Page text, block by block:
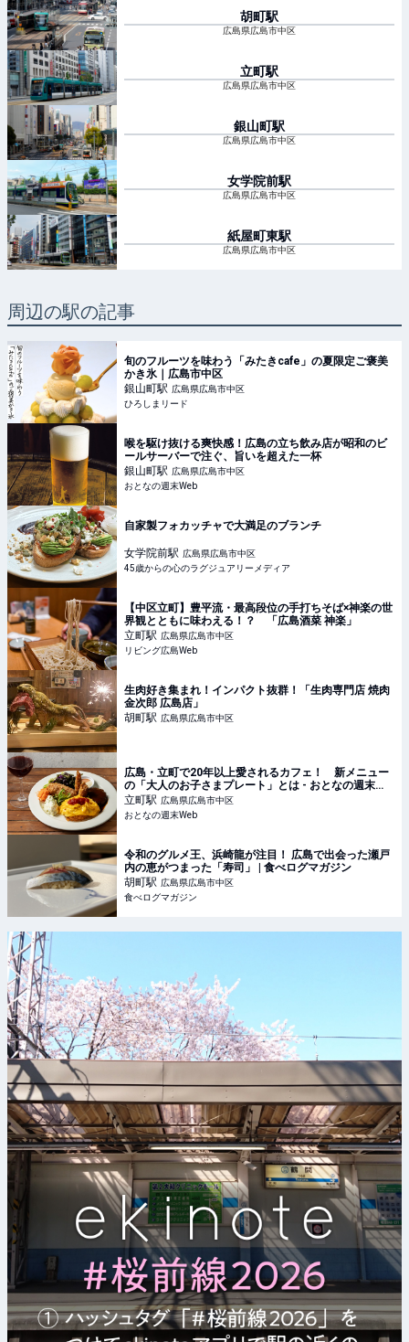
胡町駅
広島県広島市中区
立町駅
広島県広島市中区
銀山町駅
広島県広島市中区
女学院前駅
広島県広島市中区
紙屋町東駅
広島県広島市中区
周辺の駅の記事
旬のフルーツを味わう「みたきcafe」の夏限定ご褒美
かき氷｜広島市中区
銀山町駅 広島県広島市中区
ひろしまリード
喉を駆け抜ける爽快感！広島の立ち飲み店が昭和のビ
ールサーバーで注ぐ、旨いを超えた一杯
銀山町駅 広島県広島市中区
おとなの週末Web
自家製フォカッチャで大満足のブランチ
女学院前駅 広島県広島市中区
45歳からの心のラグジュアリーメディア
【中区立町】豊平流・最高段位の手打ちそば×神楽の世
界観とともに味わえる！？ 「広島酒菜 神楽」
立町駅 広島県広島市中区
リビング広島Web
生肉好き集まれ！インパクト抜群！「生肉専門店 焼肉
金次郎 広島店」
胡町駅 広島県広島市中区
広島・立町で20年以上愛されるカフェ！ 新メニュー
の「大人のお子さまプレート」とは - おとなの週末
Web
立町駅 広島県広島市中区
おとなの週末Web
令和のグルメ王、浜崎龍が注目！ 広島で出会った瀬戸
内の恵がつまった「寿司」 | 食べログマガジン
胡町駅 広島県広島市中区
食べログマガジン